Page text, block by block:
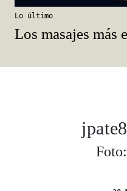
Lo último
Los masajes más